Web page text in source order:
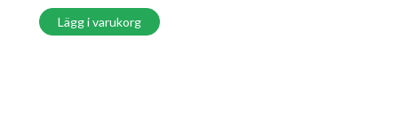
Lägg i varukorg